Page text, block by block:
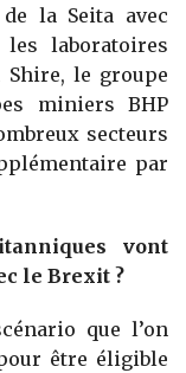
la Seita avec
les laboratoires
Shire, le groupe
miniers BHP
secteurs
par
vont
le Brexit ?
que l’on
être éligible